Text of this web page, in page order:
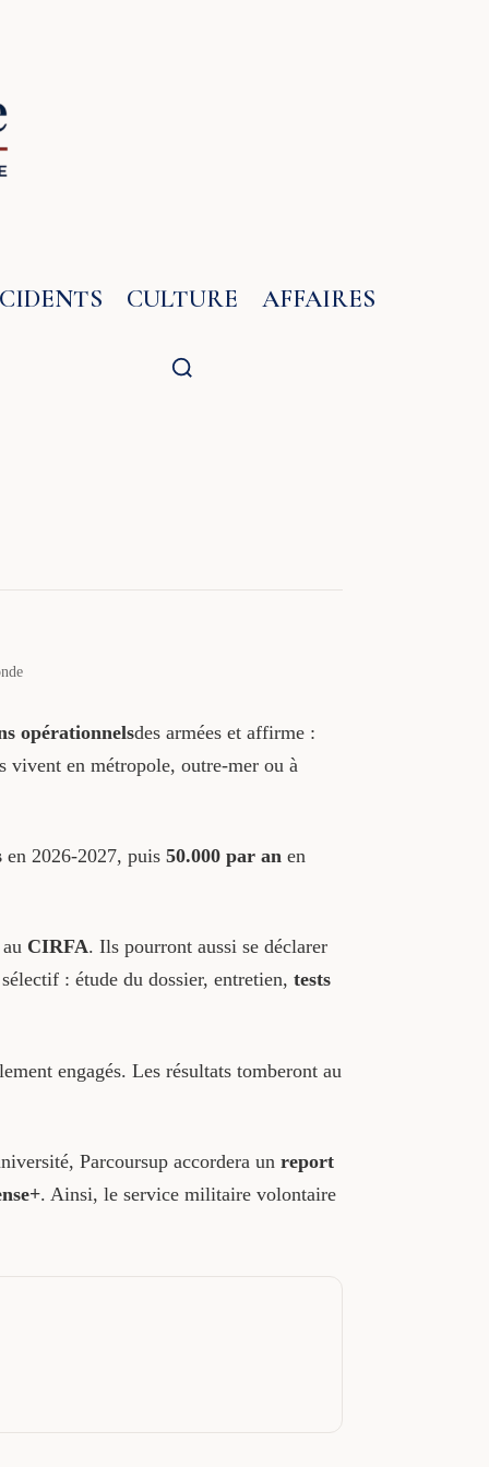
CULTURE AFFAIRES
opérationnelsdes armées et affirme :
vivent en métropole, outre-mer ou à
en 2026-2027, puis 50.000 par an en
CIRFA. Ils pourront aussi se déclarer
: étude du dossier, entretien, tests
engagés. Les résultats tomberont au
Parcoursup accordera un report
. Ainsi, le service militaire volontaire